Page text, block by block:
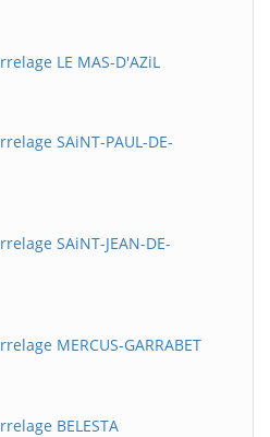
LE MAS-D'AZiL
SAiNT-PAUL-DE-
SAiNT-JEAN-DE-
MERCUS-GARRABET
BELESTA